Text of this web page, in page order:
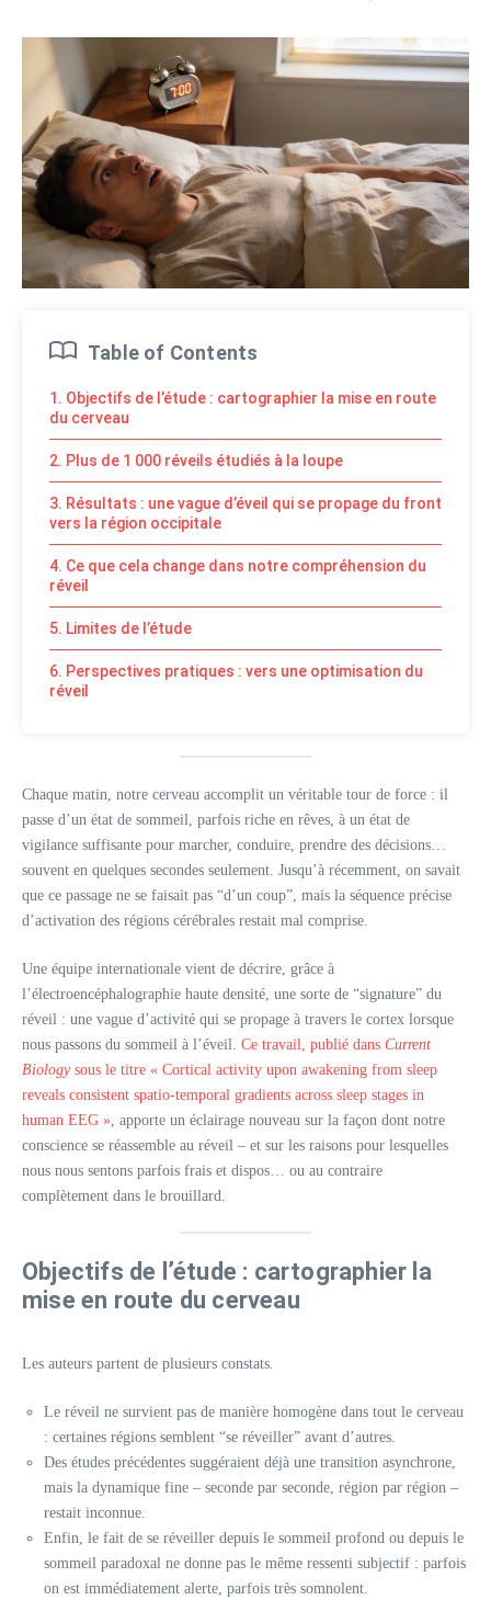
Table of Contents
1. Objectifs de l’étude : cartographier la mise en route
du cerveau
2. Plus de 1 000 réveils étudiés à la loupe
3. Résultats : une vague d’éveil qui se propage du front
vers la région occipitale
4. Ce que cela change dans notre compréhension du
réveil
5. Limites de l’étude
6. Perspectives pratiques : vers une optimisation du
réveil
Chaque matin, notre cerveau accomplit un véritable tour de force : il
passe d’un état de sommeil, parfois riche en rêves, à un état de
vigilance suffisante pour marcher, conduire, prendre des décisions…
souvent en quelques secondes seulement. Jusqu’à récemment, on savait
que ce passage ne se faisait pas “d’un coup”, mais la séquence précise
d’activation des régions cérébrales restait mal comprise.
Une équipe internationale vient de décrire, grâce à
l’électroencéphalographie haute densité, une sorte de “signature” du
réveil : une vague d’activité qui se propage à travers le cortex lorsque
nous passons du sommeil à l’éveil. Ce travail, publié dans Current
Biologysous le titre « Cortical activity upon awakening from sleep
reveals consistent spatio-temporal gradients across sleep stages in
human EEG », apporte un éclairage nouveau sur la façon dont notre
conscience se réassemble au réveil – et sur les raisons pour lesquelles
nous nous sentons parfois frais et dispos… ou au contraire
complètement dans le brouillard.
Objectifs de l’étude : cartographier la
mise en route du cerveau
Les auteurs partent de plusieurs constats.​
Le réveil ne survient pas de manière homogène dans tout le cerveau
: certaines régions semblent “se réveiller” avant d’autres.
Des études précédentes suggéraient déjà une transition asynchrone,
mais la dynamique fine – seconde par seconde, région par région –
restait inconnue.​
Enfin, le fait de se réveiller depuis le sommeil profond ou depuis le
sommeil paradoxal ne donne pas le même ressenti subjectif : parfois
on est immédiatement alerte, parfois très somnolent.